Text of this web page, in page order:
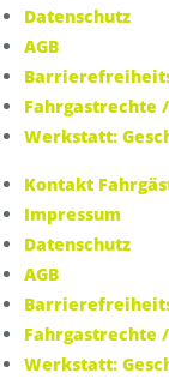
Datenschutz
AGB
Fahrgastrechte
Werkstatt:
Kontakt
Impressum
Datenschutz
AGB
Fahrgastrechte
Werkstatt: